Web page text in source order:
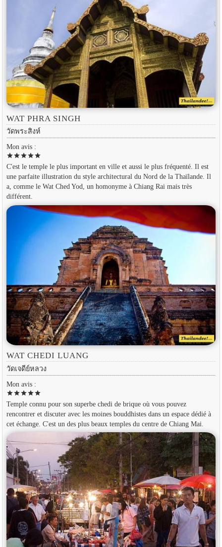
WAT PHRA SINGH
วัดพระสิงห์
Mon avis :
starstarstarstarstar
C'est le temple le plus important en ville et aussi le plus fréquenté. Il est
une parfaite illustration du style architectural du Nord de la Thaïlande. Il
a, comme le Wat Ched Yod, un homonyme à Chiang Rai mais très
différent.
WAT CHEDI LUANG
วัดเจดีย์หลวง
Mon avis :
starstarstarstarstar
Temple connu pour son superbe chedi de brique où vous pouvez
rencontrer et discuter avec les moines bouddhistes dans un espace dédié à
cet échange. C'est un des plus beaux temples du centre de Chiang Mai.